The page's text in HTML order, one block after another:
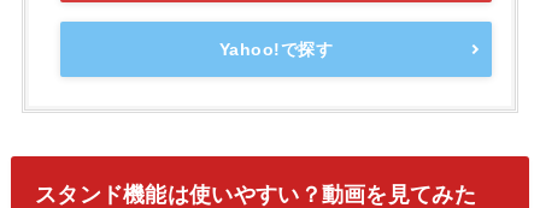
Yahoo!で探す
スタンド機能は使いやすい？動画を見てみた